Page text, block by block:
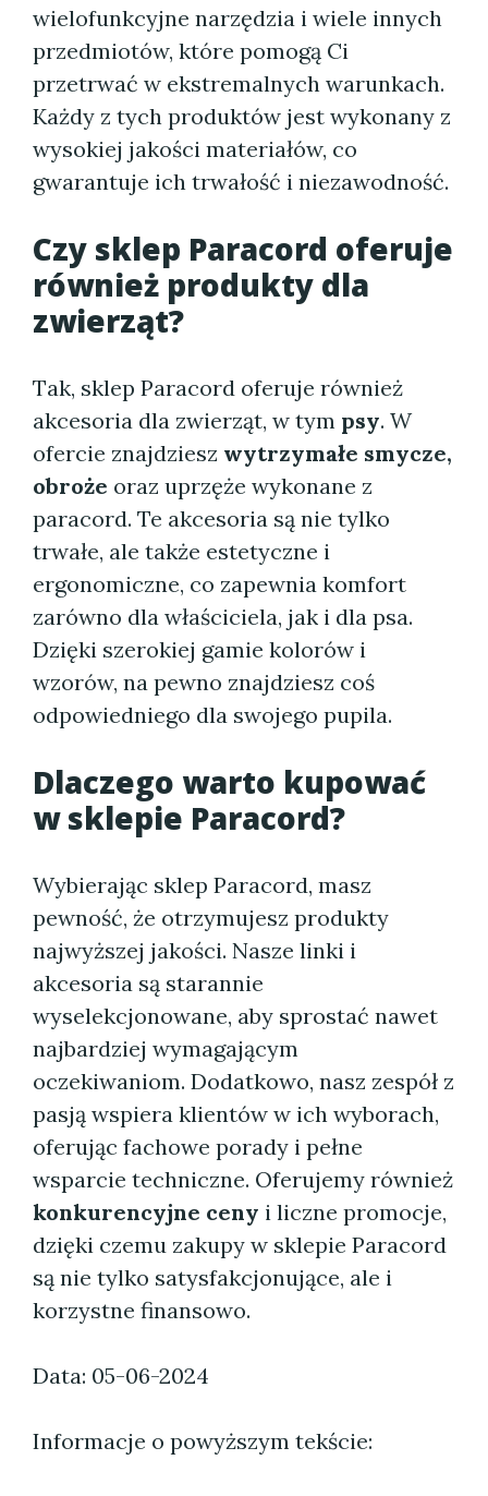
wielofunkcyjne narzędzia i wiele innych
przedmiotów, które pomogą Ci
przetrwać w ekstremalnych warunkach.
Każdy z tych produktów jest wykonany z
wysokiej jakości materiałów, co
gwarantuje ich trwałość i niezawodność.
Czy sklep Paracord oferuje
również produkty dla
zwierząt?
Tak, sklep Paracord oferuje również
akcesoria dla zwierząt, w tym psy. W
ofercie znajdziesz wytrzymałe smycze,
obroże oraz uprzęże wykonane z
paracord. Te akcesoria są nie tylko
trwałe, ale także estetyczne i
ergonomiczne, co zapewnia komfort
zarówno dla właściciela, jak i dla psa.
Dzięki szerokiej gamie kolorów i
wzorów, na pewno znajdziesz coś
odpowiedniego dla swojego pupila.
Dlaczego warto kupować
w sklepie Paracord?
Wybierając sklep Paracord, masz
pewność, że otrzymujesz produkty
najwyższej jakości. Nasze linki i
akcesoria są starannie
wyselekcjonowane, aby sprostać nawet
najbardziej wymagającym
oczekiwaniom. Dodatkowo, nasz zespół z
pasją wspiera klientów w ich wyborach,
oferując fachowe porady i pełne
wsparcie techniczne. Oferujemy również
konkurencyjne ceny i liczne promocje,
dzięki czemu zakupy w sklepie Paracord
są nie tylko satysfakcjonujące, ale i
korzystne finansowo.
Data: 05-06-2024
Informacje o powyższym tekście: